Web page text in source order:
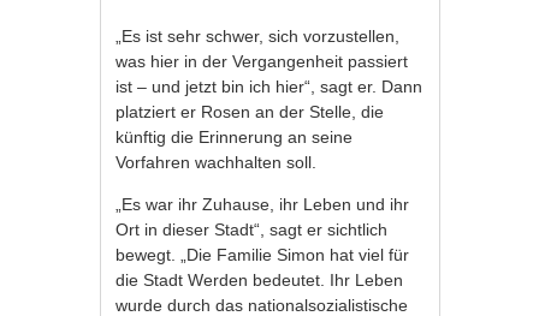
„Es ist sehr schwer, sich vorzustellen,
was hier in der Vergangenheit passiert
ist – und jetzt bin ich hier“, sagt er. Dann
platziert er Rosen an der Stelle, die
künftig die Erinnerung an seine
Vorfahren wachhalten soll.
„Es war ihr Zuhause, ihr Leben und ihr
Ort in dieser Stadt“, sagt er sichtlich
bewegt. „Die Familie Simon hat viel für
die Stadt Werden bedeutet. Ihr Leben
wurde durch das nationalsozialistische